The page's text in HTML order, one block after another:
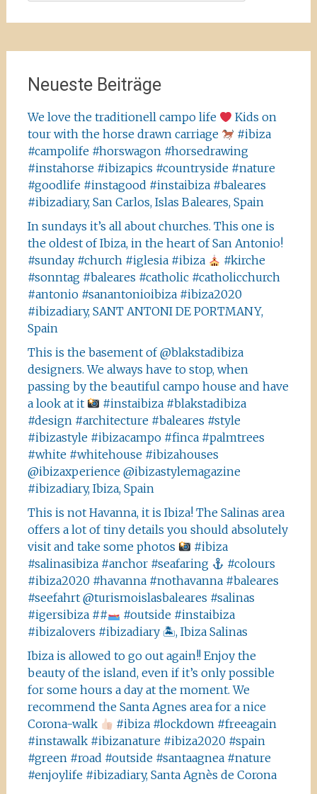
Neueste Beiträge
We love the traditionell campo life
Kids on
tour with the horse drawn carriage
#ibiza
#campolife #horswagon #horsedrawing
#instahorse #ibizapics #countryside #nature
#goodlife #instagood #instaibiza #baleares
#ibizadiary, San Carlos, Islas Baleares, Spain
In sundays it’s all about churches. This one is
the oldest of Ibiza, in the heart of San Antonio!
#sunday #church #iglesia #ibiza
#kirche
#sonntag #baleares #catholic #catholicchurch
#antonio #sanantonioibiza #ibiza2020
#ibizadiary, SANT ANTONI DE PORTMANY,
Spain
This is the basement of @blakstadibiza
designers. We always have to stop, when
passing by the beautiful campo house and have
a look at it
#instaibiza #blakstadibiza
#design #architecture #baleares #style
#ibizastyle #ibizacampo #finca #palmtrees
#white #whitehouse #ibizahouses
@ibizaxperience @ibizastylemagazine
#ibizadiary, Ibiza, Spain
This is not Havanna, it is Ibiza! The Salinas area
offers a lot of tiny details you should absolutely
visit and take some photos
#ibiza
#salinasibiza #anchor #seafaring
#colours
#ibiza2020 #havanna #nothavanna #baleares
#seefahrt @turismoislasbaleares #salinas
#igersibiza ##
#outside #instaibiza
#ibizalovers #ibizadiary 🏝, Ibiza Salinas
Ibiza is allowed to go out again!! Enjoy the
beauty of the island, even if it’s only possible
for some hours a day at the moment. We
recommend the Santa Agnes area for a nice
Corona-walk
#ibiza #lockdown #freeagain
#instawalk #ibizanature #ibiza2020 #spain
#green #road #outside #santaagnea #nature
#enjoylife #ibizadiary, Santa Agnès de Corona